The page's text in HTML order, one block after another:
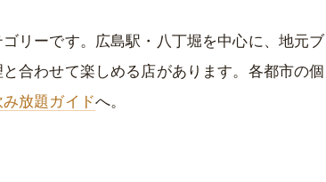
リーです。広島駅・八丁堀を中心に、地元ブ
合わせて楽しめる店があります。各都市の個
放題ガイドへ。